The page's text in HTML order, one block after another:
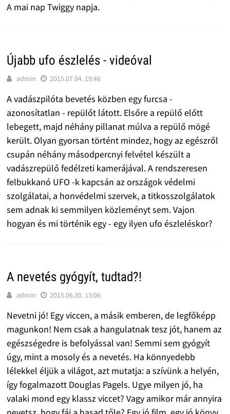
A mai nap Twiggy napja.
Újabb ufo észlelés - videóval
admin 2015.07.04. 19:46
A vadászpilóta bevetés közben egy furcsa -
azonosítatlan - repülőt látott. Elsőre a repülő előtt
lebegett, majd néhány pillanat múlva a repülő mögé
került. Olyan gyorsan történt mindez, hogy az egészről
csupán néhány másodpercnyi felvétel készült a
vadászrepülő fedélzeti kamerájával. A rendszeresen
felbukkanó UFO -k kapcsán az országok védelmi
szolgálatai, a honvédelmi szervek, a titkosszolgálatok
sem adnak ki semmilyen közleményt sem. Vajon
hogyan és mi történik egy - egy ilyen ufo észleléskor?
A nevetés gyógyít, tudtad?!
admin 2015.06.30. 13:06
Nevetni jó! Egy viccen, a másik emberen, de legfőképp
magunkon! Nem csak a hangulatnak tesz jót, hanem az
egészségedre is befolyással van! Semmi sem gyógyít
úgy, mint a mosoly és a nevetés. Ha könnyedebb
lélekkel éljük a világot, azt mutatja: a szívünk a helyén,
így fogalmazott Douglas Pagels. Ugye milyen jó, ha
valaki mond egy klassz viccet? Vagy amikor már annyira